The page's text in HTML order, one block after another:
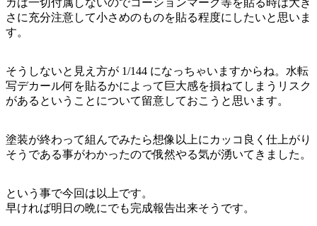
さに充分注意して小さめのものを貼る程度にしたいと思いま
す。
そうしないと見え方が 1/144 になっちゃいますからね。水転
写デカール何を貼るかによって巨大感を損ねてしまうリスク
があるということについて留意しておこうと思います。
塗装が終わって組んでみたら想像以上にカッコ良く仕上がり
そうである事がわかったので俄然やる気が湧いてきました。
という事で今回は以上です。
早ければ明日の晩にでも完成報告出来そうです。